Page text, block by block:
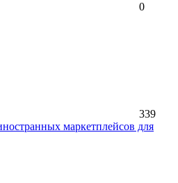
0
339
маркетплейсов для